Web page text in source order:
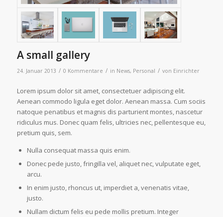
A small gallery
24. Januar 2013 / 0 Kommentare / in News, Personal / von Einrichter
Lorem ipsum dolor sit amet, consectetuer adipiscing elit.
Aenean commodo ligula eget dolor. Aenean massa. Cum sociis
natoque penatibus et magnis dis parturient montes, nascetur
ridiculus mus. Donec quam felis, ultricies nec, pellentesque eu,
pretium quis, sem.
Nulla consequat massa quis enim.
Donec pede justo, fringilla vel, aliquet nec, vulputate eget,
arcu.
In enim justo, rhoncus ut, imperdiet a, venenatis vitae,
justo.
Nullam dictum felis eu pede mollis pretium. Integer